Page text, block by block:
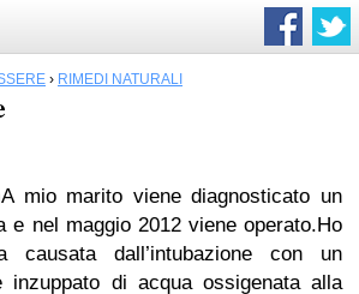
› RIMEDI NATURALI
A mio marito viene diagnosticato un
e nel maggio 2012 viene operato.Ho
causata dall’intubazione con un
inzuppato di acqua ossigenata alla